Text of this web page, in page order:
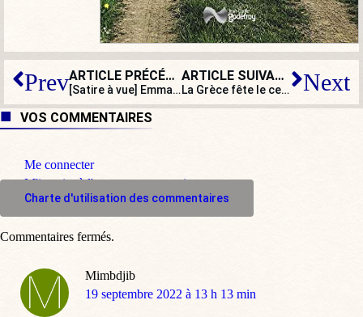
Prev ARTICLE PRÉCÉDENT
[Satire à vue] Emmanuel Macron à Londres et à New York le même jour : mission impossible ?
ARTICLE SUIVANT
La Grèce fête le centenaire de la Grande Catastrophe d’Izmir, Erdoğan la lui rappelle… Next
VOS COMMENTAIRES
Me connecter
M'inscrire à l'espace commentaire
Charte d'utilisation des commentaires
Mimbdjib
dit
19 septembre 2022 à 13 h 13 min
Commentaires fermés.